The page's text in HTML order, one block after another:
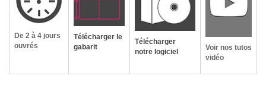
De 2 à 4 jours
ouvrés
Télécharger le
gabarit
Télécharger
notre logiciel
Voir nos tutos
vidéo